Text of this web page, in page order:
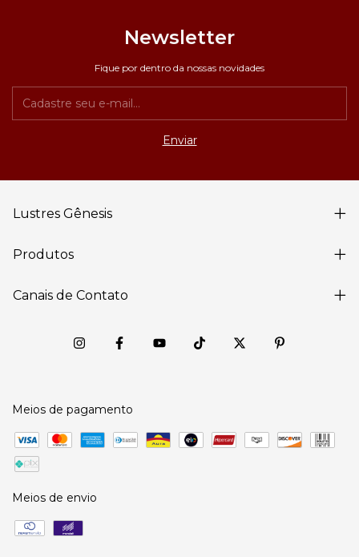
Newsletter
Fique por dentro da nossas novidades
Lustres Gênesis
Produtos
Canais de Contato
Meios de pagamento
Meios de envio